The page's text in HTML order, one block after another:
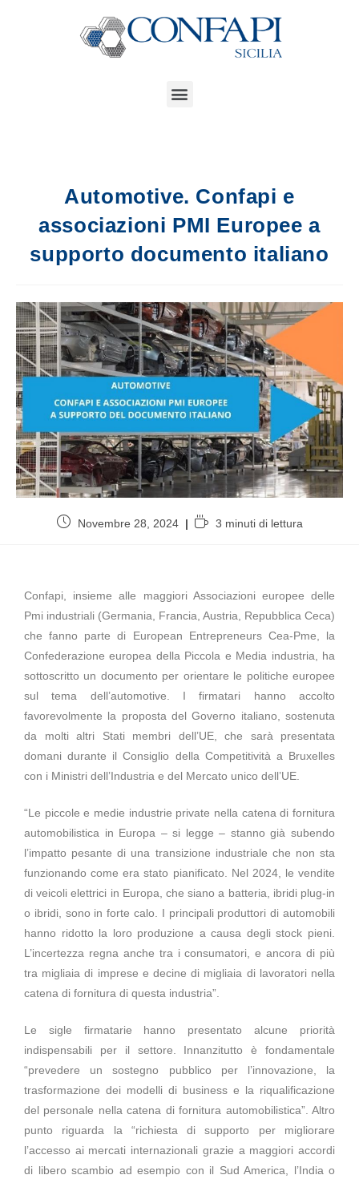
Automotive. Confapi e
associazioni PMI Europee a
supporto documento italiano
Novembre 28, 2024 3 minuti di lettura
Confapi, insieme alle maggiori Associazioni europee delle
Pmi industriali (Germania, Francia, Austria, Repubblica Ceca)
che fanno parte di European Entrepreneurs Cea-Pme, la
Confederazione europea della Piccola e Media industria, ha
sottoscritto un documento per orientare le politiche europee
sul tema dell’automotive. I firmatari hanno accolto
favorevolmente la proposta del Governo italiano, sostenuta
da molti altri Stati membri dell’UE, che sarà presentata
domani durante il Consiglio della Competitività a Bruxelles
con i Ministri dell’Industria e del Mercato unico dell’UE.
“Le piccole e medie industrie private nella catena di fornitura
automobilistica in Europa – si legge – stanno già subendo
l’impatto pesante di una transizione industriale che non sta
funzionando come era stato pianificato. Nel 2024, le vendite
di veicoli elettrici in Europa, che siano a batteria, ibridi plug-in
o ibridi, sono in forte calo. I principali produttori di automobili
hanno ridotto la loro produzione a causa degli stock pieni.
L’incertezza regna anche tra i consumatori, e ancora di più
tra migliaia di imprese e decine di migliaia di lavoratori nella
catena di fornitura di questa industria”.
Le sigle firmatarie hanno presentato alcune priorità
indispensabili per il settore. Innanzitutto è fondamentale
“prevedere un sostegno pubblico per l’innovazione, la
trasformazione dei modelli di business e la riqualificazione
del personale nella catena di fornitura automobilistica”. Altro
punto riguarda la “richiesta di supporto per migliorare
l’accesso ai mercati internazionali grazie a maggiori accordi
di libero scambio ad esempio con il Sud America, l’India o